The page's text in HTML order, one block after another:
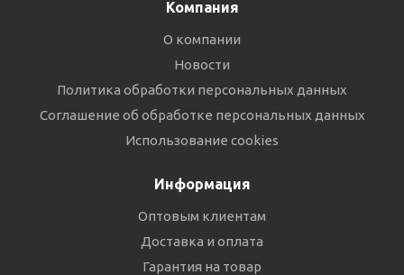
Компания
О компании
Новости
Политика обработки персональных данных
Соглашение об обработке персональных данных
Использование cookies
Информация
Оптовым клиентам
Доставка и оплата
Гарантия на товар